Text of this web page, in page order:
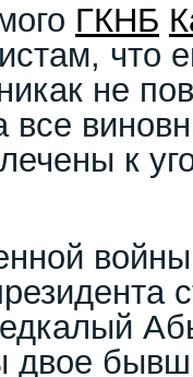
ГКНБ
что
не
все
к
двое